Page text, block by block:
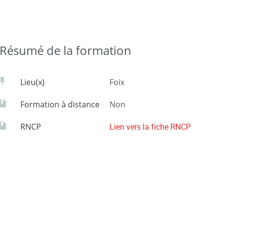
Résumé de la formation
Lieu(x) Foix
Formation à distance Non
RNCP Lien vers la fiche RNCP